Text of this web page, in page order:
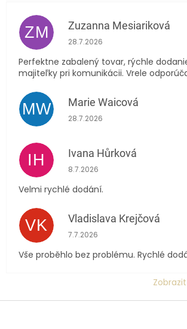
ZM Zuzanna Mesiariková
Hodnocení obchodu je 5 z 5
28.7.2026
Perfektne zabalený tovar, rýchle
majiteľky pri komunikácii. Vrele
MW Marie Waicová
Hodnocení obchodu je 5 z 5
28.7.2026
IH Ivana Hůrková
Hodnocení obchodu je 5 z 5
8.7.2026
Velmi rychlé dodání.
VK Vladislava Krejčová
Hodnocení obchodu je 5 z 5
7.7.2026
Vše proběhlo bez problému. Rychlé